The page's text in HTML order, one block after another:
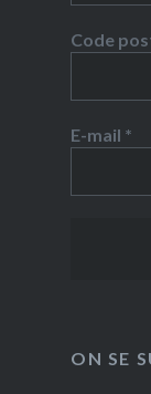
Code
E-mail *
ON SE